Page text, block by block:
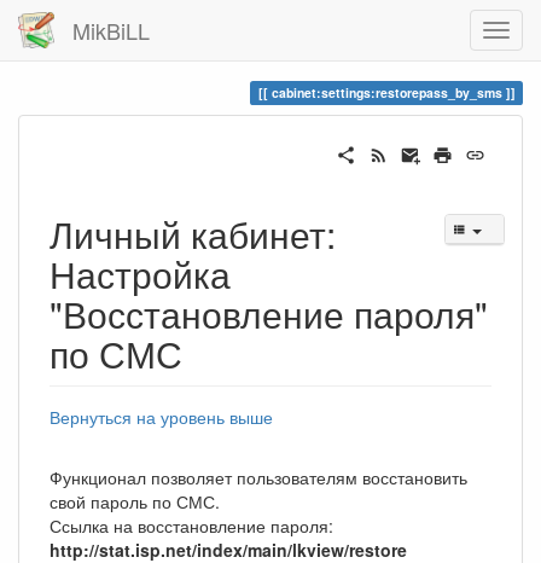
MikBiLL
cabinet:settings:restorepass_by_sms
Личный кабинет:
Настройка
"Восстановление пароля"
по СМС
Вернуться на уровень выше
Функционал позволяет пользователям восстановить
свой пароль по СМС.
Ссылка на восстановление пароля:
http://stat.isp.net/index/main/lkview/restore